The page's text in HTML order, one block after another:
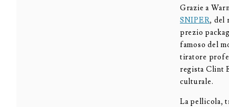
Grazie a
SNIPER, del
prezio
famoso del
tiratore
regista Clint
culturale.
La pellicola,